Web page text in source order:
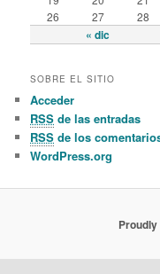
« dic
26
27 28
SOBRE EL SITIO
Acceder
RSS de las entradas
RSS de los
WordPress.org